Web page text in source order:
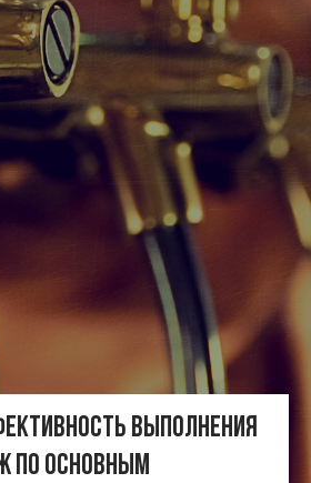
выполнения
по основным